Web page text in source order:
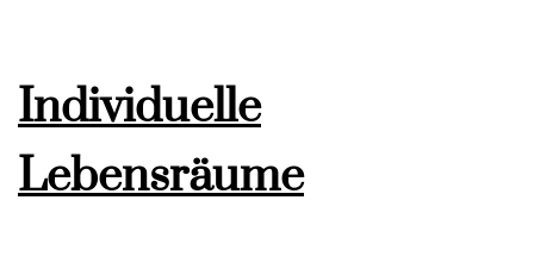
Individuelle
Lebensräume